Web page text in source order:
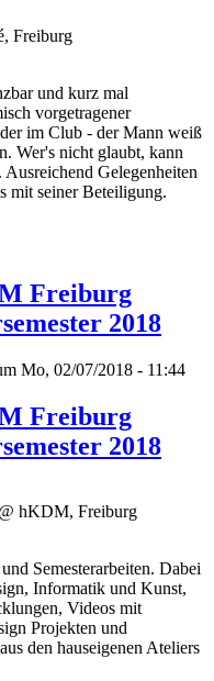
Freiburg
und kurz mal
vorgetragener
im Club - der Mann weiß
Wer's nicht glaubt, kann
Gelegenheiten
mit seiner Beteiligung.
Freiburg
2018
Mo, 02/07/2018 - 11:44
Freiburg
2018
hKDM, Freiburg
Semesterarbeiten. Dabei
Informatik und Kunst,
Videos mit
Projekten und
den hauseigenen Ateliers